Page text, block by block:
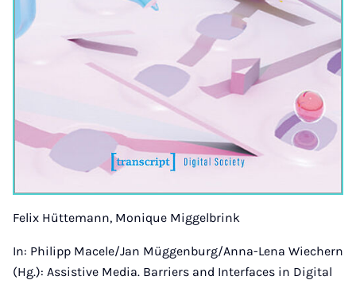
Felix Hüttemann, Monique Miggelbrink
In: Philipp Macele/Jan Müggenburg/Anna-Lena Wiechern
(Hg.): Assistive Media. Barriers and Interfaces in Digital